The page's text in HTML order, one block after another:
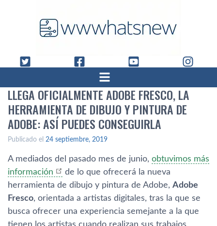
LLEGA OFICIALMENTE ADOBE FRESCO, LA
HERRAMIENTA DE DIBUJO Y PINTURA DE
ADOBE: ASÍ PUEDES CONSEGUIRLA
Publicado el 24 septiembre, 2019
A mediados del pasado mes de junio, obtuvimos más
información
de lo que ofrecerá la nueva
herramienta de dibujo y pintura de Adobe, Adobe
Fresco, orientada a artistas digitales, tras la que se
busca ofrecer una experiencia semejante a la que